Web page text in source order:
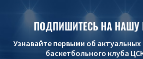
ПОДПИШИТЕСЬ НА НАШУ
Узнавайте первыми об актуальных
баскетбольного клуба